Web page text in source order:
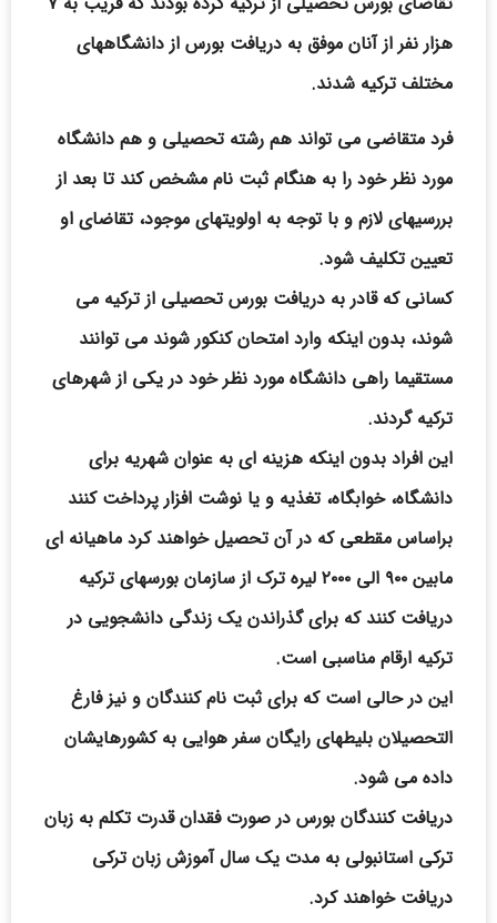
هزار نفر از آنان موفق به دریافت بورس از دانشگاههای
مختلف ترکیه شدند.
فرد متقاضی می تواند هم رشته تحصیلی و هم دانشگاه
مورد نظر خود را به هنگام ثبت نام مشخص کند تا بعد از
بررسیهای لازم و با توجه به اولویتهای موجود، تقاضای او
تعیین تکلیف شود.
کسانی که قادر به دریافت بورس تحصیلی از ترکیه می
شوند، بدون اینکه وارد امتحان کنکور شوند می توانند
مستقیما راهی دانشگاه مورد نظر خود در یکی از شهرهای
ترکیه گردند.
این افراد بدون اینکه هزینه ای به عنوان شهریه برای
دانشگاه، خوابگاه، تغذیه و یا نوشت افزار پرداخت کنند
براساس مقطعی که در آن تحصیل خواهند کرد ماهیانه ای
مابین ۹۰۰ الی ۲۰۰۰ لیره ترک از سازمان بورسهای ترکیه
دریافت کنند که برای گذراندن یک زندگی دانشجویی در
ترکیه ارقام مناسبی است.
این در حالی است که برای ثبت نام کنندگان و نیز فارغ
التحصیلان بلیطهای رایگان سفر هوایی به کشورهایشان
داده می شود.
دریافت کنندگان بورس در صورت فقدان قدرت تکلم به زبان
ترکی استانبولی به مدت یک سال آموزش زبان ترکی
دریافت خواهند کرد.